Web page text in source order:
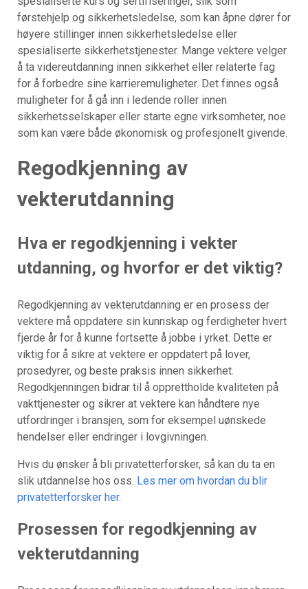
førstehjelp og sikkerhetsledelse, som kan åpne dører for
høyere stillinger innen sikkerhetsledelse eller
spesialiserte sikkerhetstjenester. Mange vektere velger
å ta videreutdanning innen sikkerhet eller relaterte fag
for å forbedre sine karrieremuligheter. Det finnes også
muligheter for å gå inn i ledende roller innen
sikkerhetsselskaper eller starte egne virksomheter, noe
som kan være både økonomisk og profesjonelt givende.
Regodkjenning av
vekterutdanning
Hva er regodkjenning i vekter
utdanning, og hvorfor er det viktig?
Regodkjenning av vekterutdanning er en prosess der
vektere må oppdatere sin kunnskap og ferdigheter hvert
fjerde år for å kunne fortsette å jobbe i yrket. Dette er
viktig for å sikre at vektere er oppdatert på lover,
prosedyrer, og beste praksis innen sikkerhet.
Regodkjenningen bidrar til å opprettholde kvaliteten på
vakttjenester og sikrer at vektere kan håndtere nye
utfordringer i bransjen, som for eksempel uønskede
hendelser eller endringer i lovgivningen.
Hvis du ønsker å bli privatetterforsker, så kan du ta en
slik utdannelse hos oss. Les mer om hvordan du blir
privatetterforsker her.
Prosessen for regodkjenning av
vekterutdanning